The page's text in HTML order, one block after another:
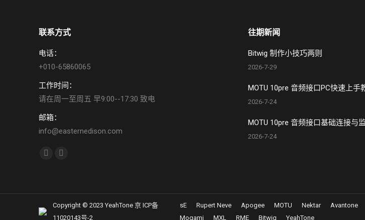
联系方式
电话：
+010-65860065
工作时间：
请在周一至周五 早9:00--17:30 致电
邮箱：
info@easternedison.com
找到我们：
new
new
往期新闻
Bitwig 制作小技巧两则
2026-7-29
MOTU 10pre 音频接口PC快速上手
2026-7-24
MOTU 10pre 音频接口基础连接与
2026-7-24
Copyright © 2023 YeahTone 京 ICP备
11020143号-2
sE Rupert Neve Apogee MOTU Nektar Avantone
Mogami
MXL RME Bitwig YeahTone